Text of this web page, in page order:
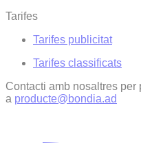
Tarifes
Tarifes publicitat
Tarifes classificats
Contacti amb nosaltres
a producte@bondia.ad